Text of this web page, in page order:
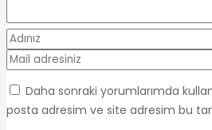
Daha sonraki yorumlarımda
posta adresim ve site adresim bu